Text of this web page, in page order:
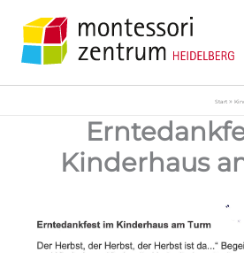
Inhalt
springen
Start
Kinderhaus